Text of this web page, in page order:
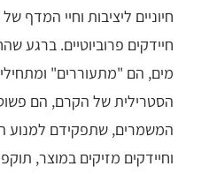
חיוניים ליציבות וחיי המדף
חיידקים פרוביוטיים. ברגע
מים, הם "מתעוררים"
הסטרילית של הקרם, הם פשוט
המשמרים, שתפקידם למנוע
וחיידקים מזיקים במוצר,